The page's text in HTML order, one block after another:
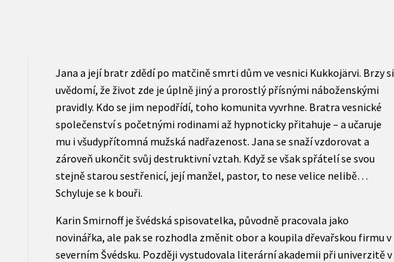
Jana a její bratr zdědí po matčině smrti dům ve vesnici Kukkojärvi. Brzy si
uvědomí, že život zde je úplně jiný a prorostlý přísnými náboženskými
pravidly. Kdo se jim nepodřídí, toho komunita vyvrhne. Bratra vesnické
společenství s početnými rodinami až hypnoticky přitahuje – a učaruje
mu i všudypřítomná mužská nadřazenost. Jana se snaží vzdorovat a
zároveň ukončit svůj destruktivní vztah. Když se však spřátelí se svou
stejně starou sestřenicí, její manžel, pastor, to nese velice nelibě…
Schyluje se k bouři.
Karin Smirnoff je švédská spisovatelka, původně pracovala jako
novinářka, ale pak se rozhodla změnit obor a koupila dřevařskou firmu v
severním Švédsku. Později vystudovala literární akademii při univerzitě v